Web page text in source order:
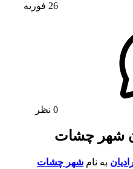
26 فوریه
شهر چشات
به نام شهر چشات